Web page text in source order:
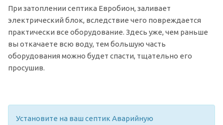
При затоплении септика Евробион, заливает
электрический блок, вследствие чего повреждается
практически все оборудование. Здесь уже, чем раньше
вы откачаете всю воду, тем большую часть
оборудования можно будет спасти, тщательно его
просушив.
Установите на ваш септик Аварийную